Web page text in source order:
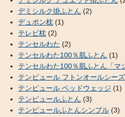
デミシルク掛ふとん (2)
デュポン枕 (1)
テレビ枕 (2)
テンセルわた (2)
テンセルわた100％肌ふとん (1)
テンセルわた100％肌ふとん「マ
テンピュール フトンオールシー
テンピュール ベッドウェッジ (1)
テンピュールふとん (3)
テンピュールふとんシンプル (3)